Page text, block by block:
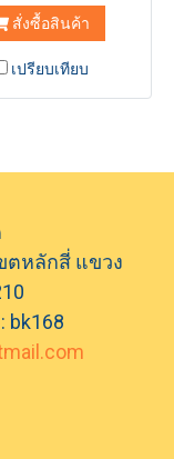
สั่งซื้อสินค้า
เปรียบเทียบ
ตหลักสี่ แขวง
bk168